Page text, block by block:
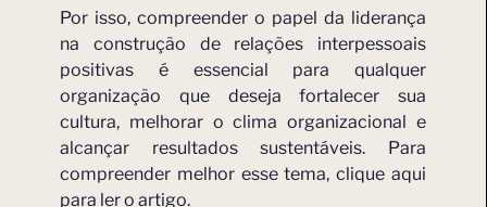
Por isso, compreender o papel da liderança
na construção de relações interpessoais
positivas é essencial para qualquer
organização que deseja fortalecer sua
cultura, melhorar o clima organizacional e
alcançar resultados sustentáveis. Para
compreender melhor esse tema, clique aqui
para ler o artigo.